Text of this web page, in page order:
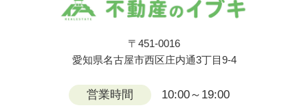
〒451-0016
愛知県名古屋市西区庄内通3丁目9-4
営業時間 10:00～19:00